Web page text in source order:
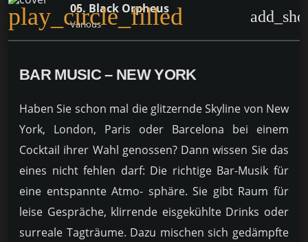
play_circle_filled
05. Black Orpheus
Various
BAR MUSIC – NEW YORK
Haben Sie schon mal die glitzernde Skyline von New
York, London, Paris oder Barcelona bei einem
Cocktail ihrer Wahl genossen? Dann wissen Sie das
eines nicht fehlen darf: Die richtige Bar-Musik für
eine entspannte Atmo- sphäre. Sie gibt Raum für
leise Gespräche, klirrende eisgekühlte Drinks oder
surreale Tagträume. Dazu mischen sich gedämpfte